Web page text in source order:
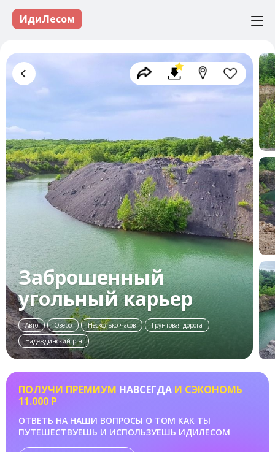
ИдиЛесом
Заброшенный
угольный карьер
Авто Озеро Несколько часов
Грунтовая дорога
Надеждинский р-н
ПОЛУЧИ ПРЕМИУМ НАВСЕГДА И СЭКОНОМЬ
11.000 Р
ОТВЕТЬ НА НАШИ ВОПРОСЫ О ТОМ КАК ТЫ
ПУТЕШЕСТВУЕШЬ И ИСПОЛЬЗУЕШЬ ИДИЛЕСОМ